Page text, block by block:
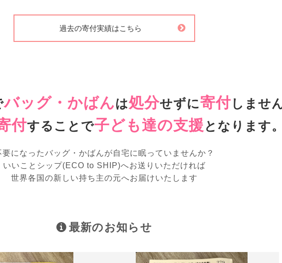
過去の寄付実績はこちら
バッグ・かばんは処分せずに寄付しませ
付することで子ども達の支援 となります。
要になったバッグ・かばんが自宅に眠っていませんか？
いいことシップ(ECO to SHIP)へお送りいただければ
世界各国の新しい持ち主の元へお届けいたします
最新のお知らせ